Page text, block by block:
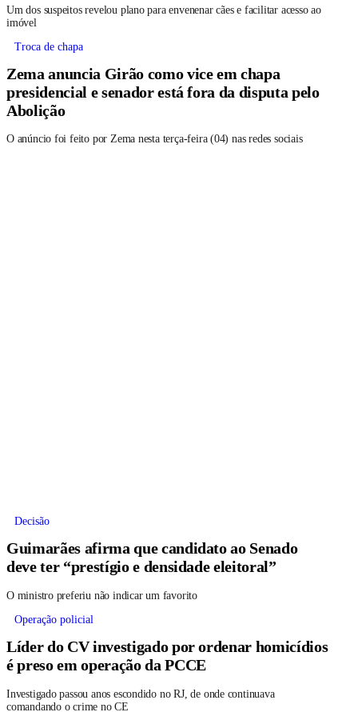
Um dos suspeitos revelou plano para envenenar cães e facilitar acesso ao
imóvel
Troca de chapa
Zema anuncia Girão como vice em chapa
presidencial e senador está fora da disputa pelo
Abolição
O anúncio foi feito por Zema nesta terça-feira (04) nas redes sociais
Decisão
Guimarães afirma que candidato ao Senado
deve ter “prestígio e densidade eleitoral”
O ministro preferiu não indicar um favorito
Operação policial
Líder do CV investigado por ordenar homicídios
é preso em operação da PCCE
Investigado passou anos escondido no RJ, de onde continuava
comandando o crime no CE